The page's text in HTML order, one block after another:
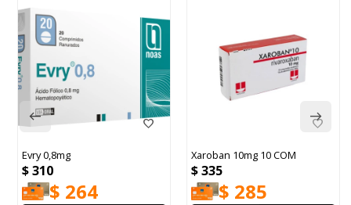
Evry 0,8mg
$310
$ 264
Xaroban 10mg 10 COM
$335
$ 285